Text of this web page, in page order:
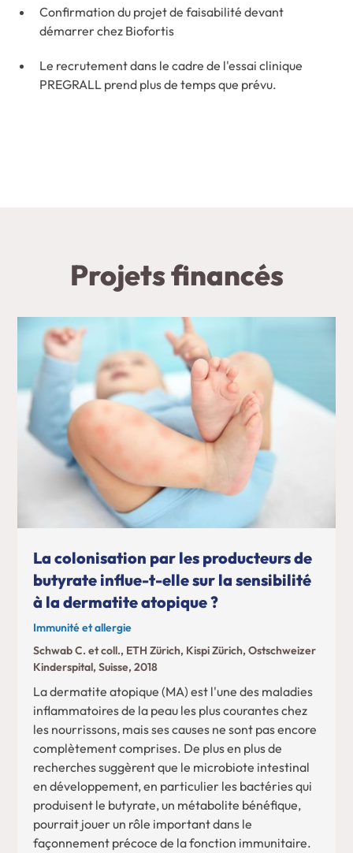
Confirmation du projet de faisabilité devant
démarrer chez Biofortis
Le recrutement dans le cadre de l'essai clinique
PREGRALL prend plus de temps que prévu.
Projets financés
La colonisation par les producteurs de
butyrate influe-t-elle sur la sensibilité
à la dermatite atopique ?
Immunité et allergie
Schwab C. et coll., ETH Zürich, Kispi Zürich, Ostschweizer
Kinderspital, Suisse, 2018
La dermatite atopique (MA) est l'une des maladies
inflammatoires de la peau les plus courantes chez
les nourrissons, mais ses causes ne sont pas encore
complètement comprises. De plus en plus de
recherches suggèrent que le microbiote intestinal
en développement, en particulier les bactéries qui
produisent le butyrate, un métabolite bénéfique,
pourrait jouer un rôle important dans le
façonnement précoce de la fonction immunitaire.